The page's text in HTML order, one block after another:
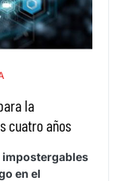
la
cuatro años
impostergables
en el